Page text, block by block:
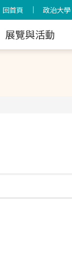
回首頁 政治大學
展覽與活動